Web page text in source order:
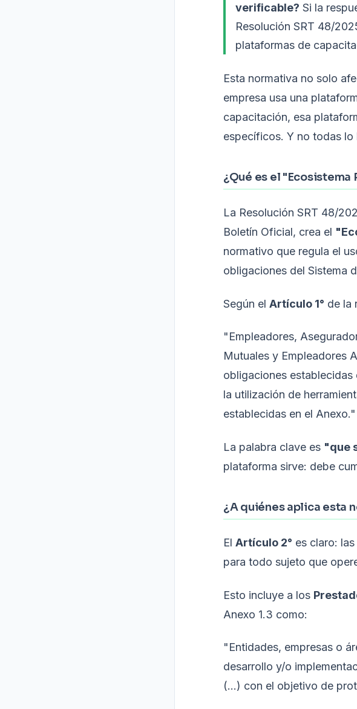
verificable? Si la
Resolución SRT 48/
plataformas de
Esta normativa no solo
empresa usa una
capacitación, esa
específicos. Y no todas lo
¿Qué es el "Ecosistema
La Resolución SRT 48/
Boletín Oficial, crea el
normativo que regula el
obligaciones del Sistema
Según el Artículo 1° de la
"Empleadores,
Mutuales y Empleadores
obligaciones establecidas
la utilización de
establecidas en el Anexo."
La palabra clave es "que
plataforma sirve: debe
¿A quiénes aplica esta
El Artículo 2° es claro:
para todo sujeto que
Esto incluye a los
Anexo 1.3 como:
"Entidades, empresas o
desarrollo y/o
(...) con el objetivo de